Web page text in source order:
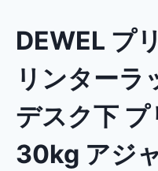
DEWEL プ
リンターラ
デスク下
30kg アジ